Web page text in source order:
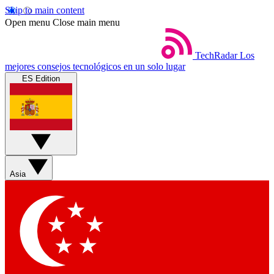
Skip to main content
Open menu Close main menu
TechRadar Los
mejores consejos tecnológicos en un solo lugar
ES Edition
Asia